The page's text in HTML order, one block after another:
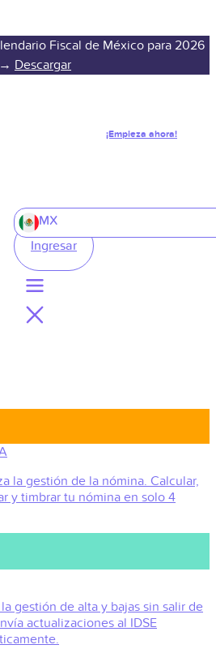
Fiscal de México para 2026
→ Descargar
¡Empieza ahora!
MX
Ingresar
la gestión de la nómina. Calcular,
y timbrar tu nómina en solo 4
gestión de alta y bajas sin salir de
actualizaciones al IDSE